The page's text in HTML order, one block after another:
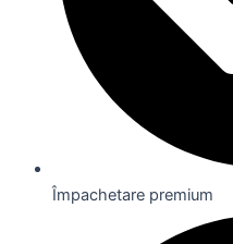
Împachetare premium